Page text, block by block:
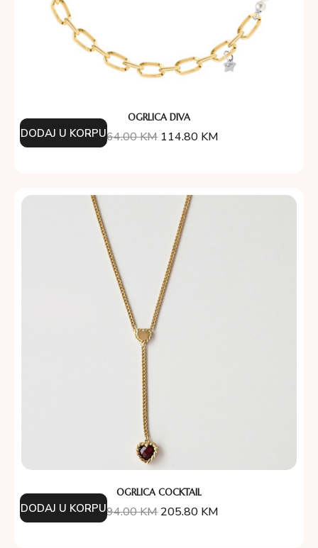
OGRLICA DIVA
164.00KM 114.80 KM
DODAJ U KORPU
OGRLICA COCKTAIL
294.00KM 205.80 KM
DODAJ U KORPU